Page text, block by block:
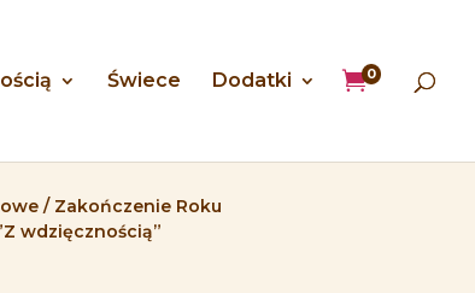
Świece Dodatki 0
/ Zakończenie Roku
wdzięcznością”